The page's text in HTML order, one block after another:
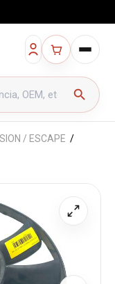
search
/ ESCAPE